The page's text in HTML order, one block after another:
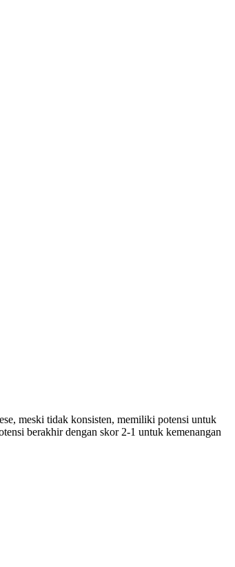
meski tidak konsisten, memiliki potensi untuk
berakhir dengan skor 2-1 untuk kemenangan